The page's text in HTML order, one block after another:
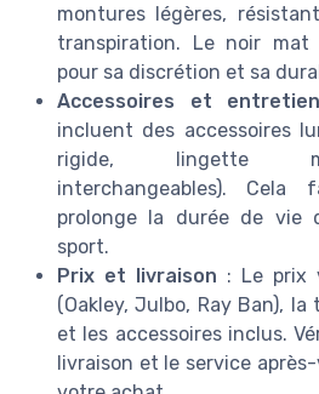
montures légères,
transpiration. Le noir mat
pour sa discrétion et sa
Accessoires et entretien
incluent des accessoires
rigide, lingette
interchangeables). Cela
prolonge la durée de vie
sport.
Prix et livraison : Le prix
(Oakley, Julbo, Ray Ban),
et les accessoires inclus.
livraison et le service